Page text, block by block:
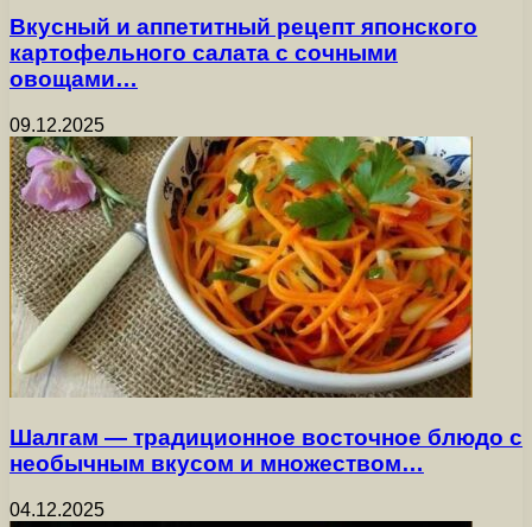
Вкусный и аппетитный рецепт японского
картофельного салата с сочными
овощами…
09.12.2025
Шалгам — традиционное восточное блюдо с
необычным вкусом и множеством…
04.12.2025